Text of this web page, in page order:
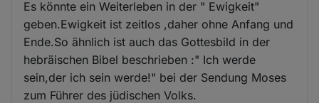
Es könnte ein Weiterleben in der " Ewigkeit"
geben.Ewigkeit ist zeitlos ,daher ohne Anfang und
Ende.So ähnlich ist auch das Gottesbild in der
hebräischen Bibel beschrieben :" Ich werde
sein,der ich sein werde!" bei der Sendung Moses
zum Führer des jüdischen Volks.